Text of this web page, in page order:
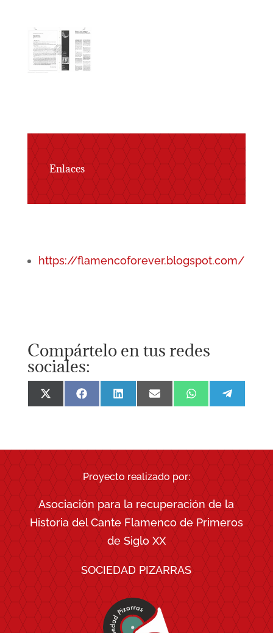
Enlaces
https://flamencoforever.blogspot.com/
Compártelo en tus redes
sociales:
Compartir
en
Compartir
en
Compartir
en
Compartir
en
Compartir
en
en
Proyecto realizado por:
Asociación para la recuperación de la
Historia del Cante Flamenco de Primeros
de Siglo XX
SOCIEDAD PIZARRAS